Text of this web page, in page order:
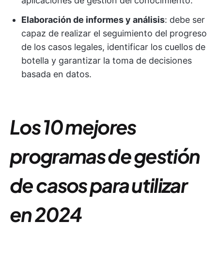
Elaboración de informes y análisis: debe ser
capaz de realizar el seguimiento del progreso
de los casos legales, identificar los cuellos de
botella y garantizar la toma de decisiones
basada en datos.
Los 10 mejores
programas de gestión
de casos para utilizar
en 2024